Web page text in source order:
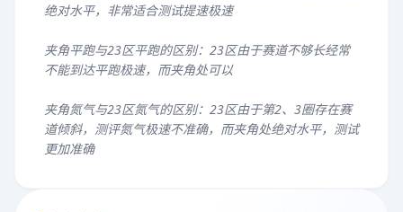
绝对水平，非常适合测试提速极速
夹角平跑与23区平跑的区别：23区由于赛道不够长经常
不能到达平跑极速，而夹角处可以
夹角氮气与23区氮气的区别：23区由于第2、3圈存在赛
道倾斜，测评氮气极速不准确，而夹角处绝对水平，测试
更加准确